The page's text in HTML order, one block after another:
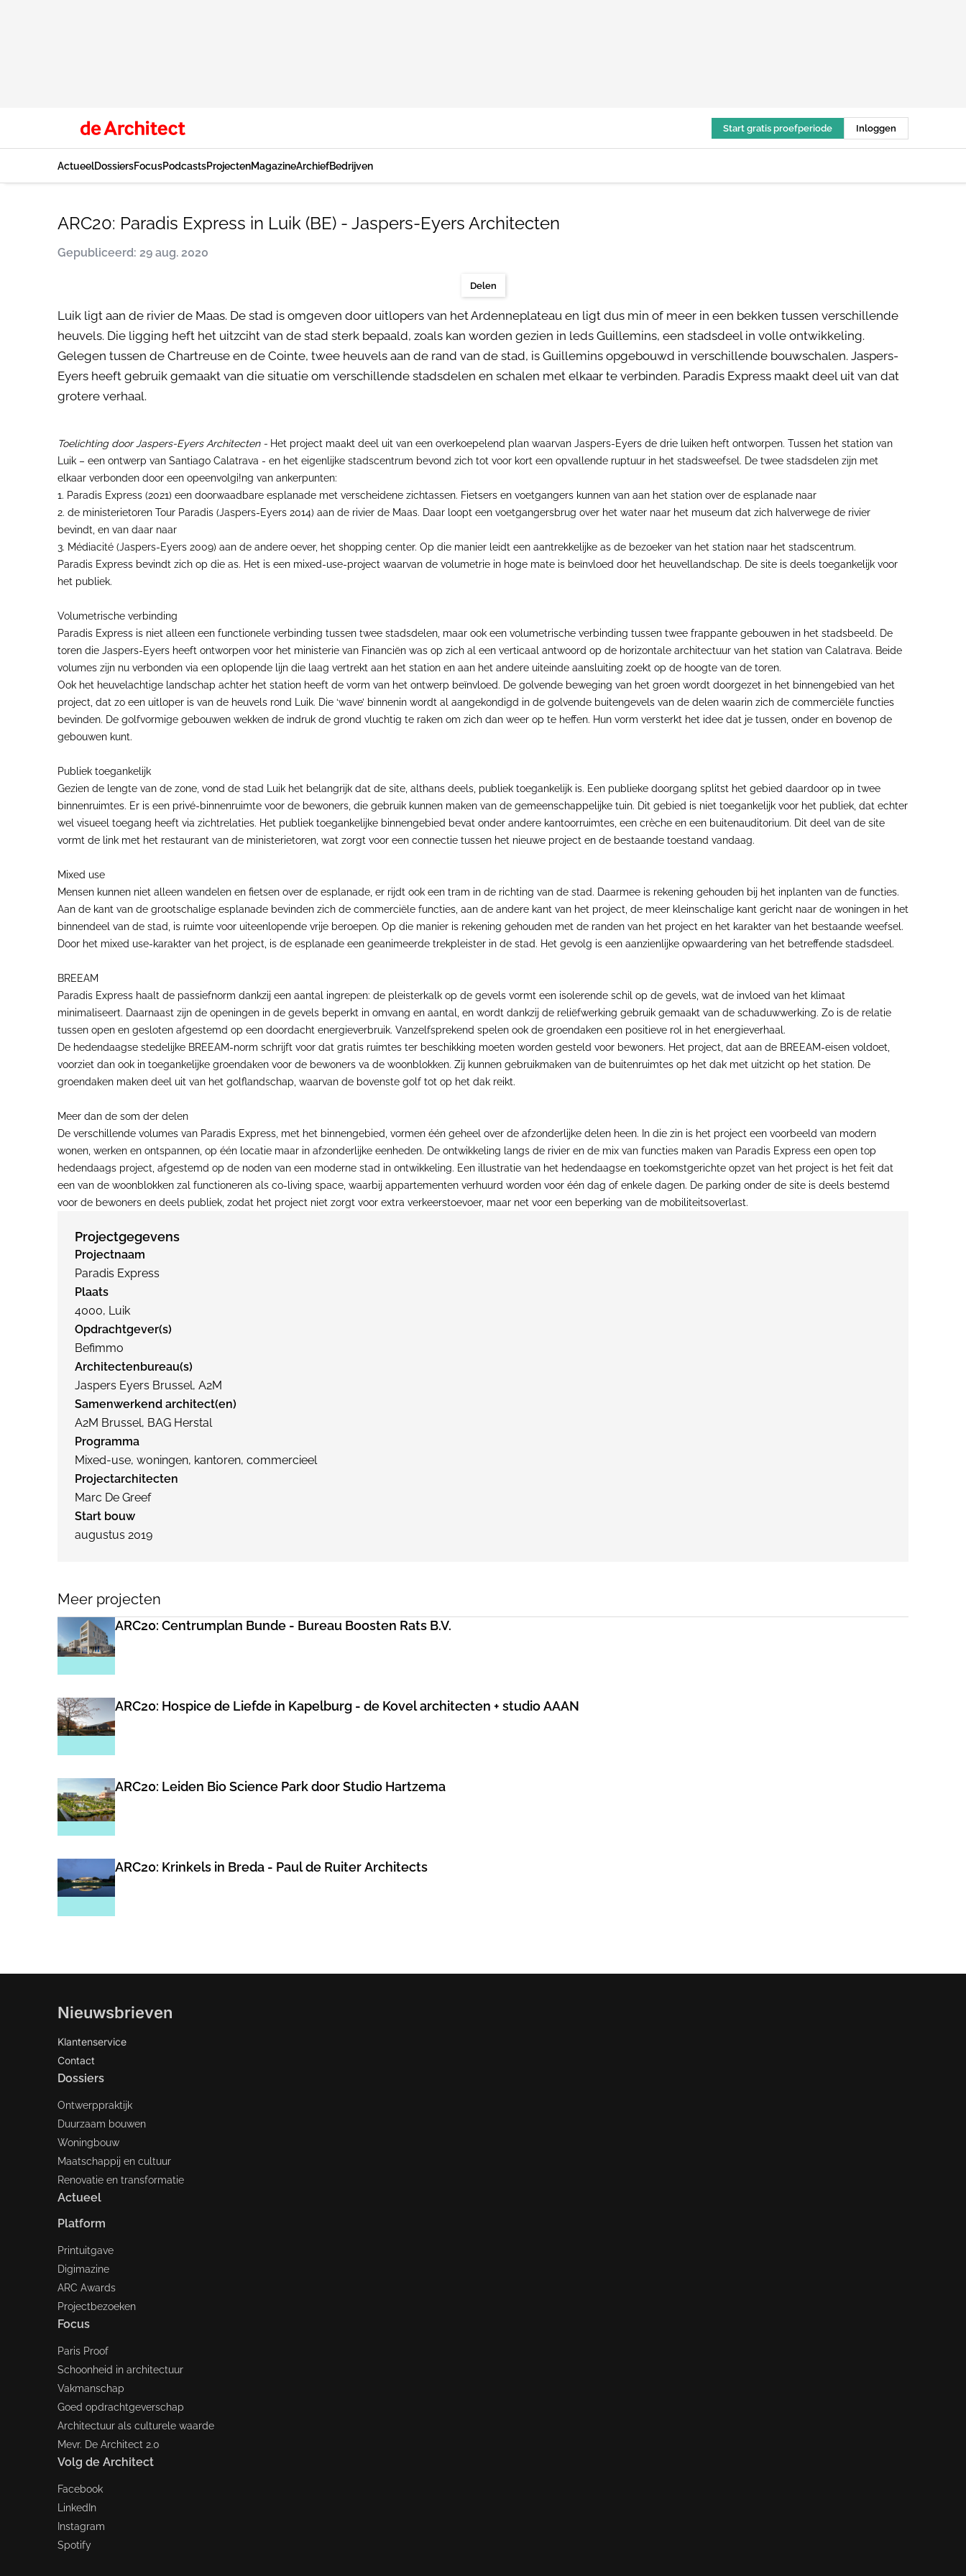
Start gratis proefperiode Inloggen
ActueelDossiersFocusPodcastsProjectenMagazineArchiefBedrijven
ARC20: Paradis Express in Luik (BE) - Jaspers-Eyers Architecten
Gepubliceerd: 29 aug. 2020
Delen
Luik ligt aan de rivier de Maas. De stad is omgeven door uitlopers van het Ardenneplateau en ligt dus min of meer in een bekken tussen verschillende
heuvels. Die ligging heft het uitzciht van de stad sterk bepaald, zoals kan worden gezien in leds Guillemins, een stadsdeel in volle ontwikkeling.
Gelegen tussen de Chartreuse en de Cointe, twee heuvels aan de rand van de stad, is Guillemins opgebouwd in verschillende bouwschalen. Jaspers-
Eyers heeft gebruik gemaakt van die situatie om verschillende stadsdelen en schalen met elkaar te verbinden. Paradis Express maakt deel uit van dat
grotere verhaal.
Toelichting door Jaspers-Eyers Architecten - Het project maakt deel uit van een overkoepelend plan waarvan Jaspers-Eyers de drie luiken heft ontworpen. Tussen het station van
Luik – een ontwerp van Santiago Calatrava - en het eigenlijke stadscentrum bevond zich tot voor kort een opvallende ruptuur in het stadsweefsel. De twee stadsdelen zijn met
elkaar verbonden door een opeenvolgi!ng van ankerpunten:
1. Paradis Express (2021) een doorwaadbare esplanade met verscheidene zichtassen. Fietsers en voetgangers kunnen van aan het station over de esplanade naar
2. de ministerietoren Tour Paradis (Jaspers-Eyers 2014) aan de rivier de Maas. Daar loopt een voetgangersbrug over het water naar het museum dat zich halverwege de rivier
bevindt, en van daar naar
3. Médiacité (Jaspers-Eyers 2009) aan de andere oever, het shopping center. Op die manier leidt een aantrekkelijke as de bezoeker van het station naar het stadscentrum.
Paradis Express bevindt zich op die as. Het is een mixed-use-project waarvan de volumetrie in hoge mate is beïnvloed door het heuvellandschap. De site is deels toegankelijk voor
het publiek.
Volumetrische verbinding
Paradis Express is niet alleen een functionele verbinding tussen twee stadsdelen, maar ook een volumetrische verbinding tussen twee frappante gebouwen in het stadsbeeld. De
toren die Jaspers-Eyers heeft ontworpen voor het ministerie van Financiën was op zich al een verticaal antwoord op de horizontale architectuur van het station van Calatrava. Beide
volumes zijn nu verbonden via een oplopende lijn die laag vertrekt aan het station en aan het andere uiteinde aansluiting zoekt op de hoogte van de toren.
Ook het heuvelachtige landschap achter het station heeft de vorm van het ontwerp beïnvloed. De golvende beweging van het groen wordt doorgezet in het binnengebied van het
project, dat zo een uitloper is van de heuvels rond Luik. Die ‘wave’ binnenin wordt al aangekondigd in de golvende buitengevels van de delen waarin zich de commerciële functies
bevinden. De golfvormige gebouwen wekken de indruk de grond vluchtig te raken om zich dan weer op te heffen. Hun vorm versterkt het idee dat je tussen, onder en bovenop de
gebouwen kunt.
Publiek toegankelijk
Gezien de lengte van de zone, vond de stad Luik het belangrijk dat de site, althans deels, publiek toegankelijk is. Een publieke doorgang splitst het gebied daardoor op in twee
binnenruimtes. Er is een privé-binnenruimte voor de bewoners, die gebruik kunnen maken van de gemeenschappelijke tuin. Dit gebied is niet toegankelijk voor het publiek, dat echter
wel visueel toegang heeft via zichtrelaties. Het publiek toegankelijke binnengebied bevat onder andere kantoorruimtes, een crèche en een buitenauditorium. Dit deel van de site
vormt de link met het restaurant van de ministerietoren, wat zorgt voor een connectie tussen het nieuwe project en de bestaande toestand vandaag.
Mixed use
Mensen kunnen niet alleen wandelen en fietsen over de esplanade, er rijdt ook een tram in de richting van de stad. Daarmee is rekening gehouden bij het inplanten van de functies.
Aan de kant van de grootschalige esplanade bevinden zich de commerciële functies, aan de andere kant van het project, de meer kleinschalige kant gericht naar de woningen in het
binnendeel van de stad, is ruimte voor uiteenlopende vrije beroepen. Op die manier is rekening gehouden met de randen van het project en het karakter van het bestaande weefsel.
Door het mixed use-karakter van het project, is de esplanade een geanimeerde trekpleister in de stad. Het gevolg is een aanzienlijke opwaardering van het betreffende stadsdeel.
BREEAM
Paradis Express haalt de passiefnorm dankzij een aantal ingrepen: de pleisterkalk op de gevels vormt een isolerende schil op de gevels, wat de invloed van het klimaat
minimaliseert. Daarnaast zijn de openingen in de gevels beperkt in omvang en aantal, en wordt dankzij de reliëfwerking gebruik gemaakt van de schaduwwerking. Zo is de relatie
tussen open en gesloten afgestemd op een doordacht energieverbruik. Vanzelfsprekend spelen ook de groendaken een positieve rol in het energieverhaal.
De hedendaagse stedelijke BREEAM-norm schrijft voor dat gratis ruimtes ter beschikking moeten worden gesteld voor bewoners. Het project, dat aan de BREEAM-eisen voldoet,
voorziet dan ook in toegankelijke groendaken voor de bewoners va de woonblokken. Zij kunnen gebruikmaken van de buitenruimtes op het dak met uitzicht op het station. De
groendaken maken deel uit van het golflandschap, waarvan de bovenste golf tot op het dak reikt.
Meer dan de som der delen
De verschillende volumes van Paradis Express, met het binnengebied, vormen één geheel over de afzonderlijke delen heen. In die zin is het project een voorbeeld van modern
wonen, werken en ontspannen, op één locatie maar in afzonderlijke eenheden. De ontwikkeling langs de rivier en de mix van functies maken van Paradis Express een open top
hedendaags project, afgestemd op de noden van een moderne stad in ontwikkeling. Een illustratie van het hedendaagse en toekomstgerichte opzet van het project is het feit dat
een van de woonblokken zal functioneren als co-living space, waarbij appartementen verhuurd worden voor één dag of enkele dagen. De parking onder de site is deels bestemd
voor de bewoners en deels publiek, zodat het project niet zorgt voor extra verkeerstoevoer, maar net voor een beperking van de mobiliteitsoverlast.
Projectgegevens
Projectnaam
Paradis Express
Plaats
4000, Luik
Opdrachtgever(s)
Befimmo
Architectenbureau(s)
Jaspers Eyers Brussel, A2M
Samenwerkend architect(en)
A2M Brussel, BAG Herstal
Programma
Mixed-use, woningen, kantoren, commercieel
Projectarchitecten
Marc De Greef
Start bouw
augustus 2019
Meer projecten
ARC20: Centrumplan Bunde - Bureau Boosten Rats B.V.
ARC20: Hospice de Liefde in Kapelburg - de Kovel architecten + studio AAAN
ARC20: Leiden Bio Science Park door Studio Hartzema
ARC20: Krinkels in Breda - Paul de Ruiter Architects
Nieuwsbrieven
Klantenservice
Contact
Dossiers
Ontwerppraktijk
Duurzaam bouwen
Woningbouw
Maatschappij en cultuur
Renovatie en transformatie
Actueel
Platform
Printuitgave
Digimazine
ARC Awards
Projectbezoeken
Focus
Paris Proof
Schoonheid in architectuur
Vakmanschap
Goed opdrachtgeverschap
Architectuur als culturele waarde
Mevr. De Architect 2.0
Volg de Architect
Facebook
LinkedIn
Instagram
Spotify